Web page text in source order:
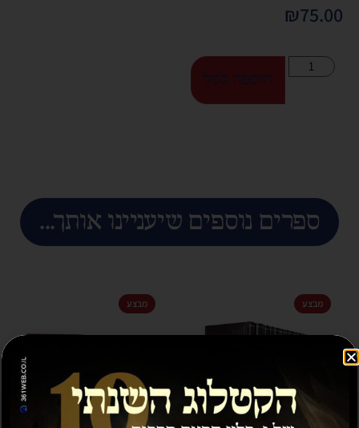
₪75.00
הוספה לסל
ספרים נוספים שיעניינו אותך...
מבצע מבצע